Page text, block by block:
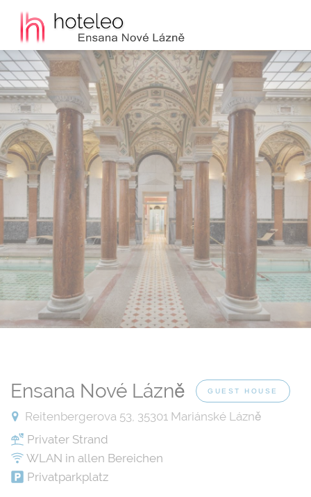
Ensana Nové Lázně GUEST HOUSE
Reitenbergerova 53, 35301 Mariánské Lázně
Privater Strand
WLAN in allen Bereichen
Privatparkplatz